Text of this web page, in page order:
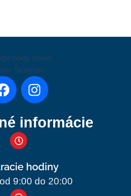
F
a
e
b
o
k
I
n
t
r
a
informácie
hodiny
9:00 do 20:00